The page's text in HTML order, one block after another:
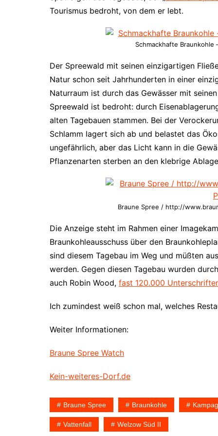
Tourismus bedroht, von dem er lebt.
Schmackhafte Braunkohle
Der Spreewald mit seinen einzigartigen
Natur schon seit Jahrhunderten in einer
Naturraum ist durch das Gewässer mit
Spreewald ist bedroht: durch
alten Tagebauen stammen. Bei der
Schlamm lagert sich ab und belastet das
ungefährlich, aber das Licht kann in die
Pflanzenarten sterben an den klebrige
Braune Spree / http://
Die Anzeige steht im Rahmen einer
Braunkohleausschuss über den
sind diesem Tagebau im Weg und müßten
werden. Gegen diesen Tagebau wurden
auch Robin Wood, fast 120.000
Ich zumindest weiß schon mal, welches
Weiter Informationen:
Braune Spree Watch
Kein-weiteres-Dorf.de
Braune Spree Braunkohle
Vattenfall Welzow Süd II